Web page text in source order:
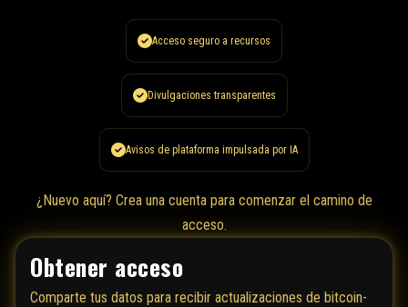
Acceso seguro a recursos
Divulgaciones transparentes
Avisos de plataforma impulsada por IA
¿Nuevo aquí? Crea una cuentapara comenzar el camino de
acceso.
Obtener acceso
Comparte tus datos para recibir actualizaciones de bitcoin-